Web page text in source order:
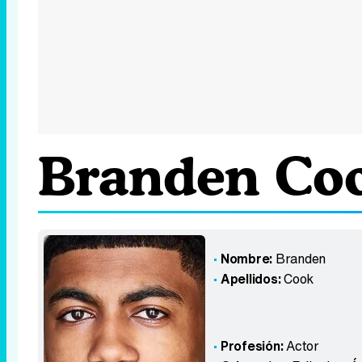
Branden
Nombre: Branden
Apellidos:Cook
Profesión:Actor